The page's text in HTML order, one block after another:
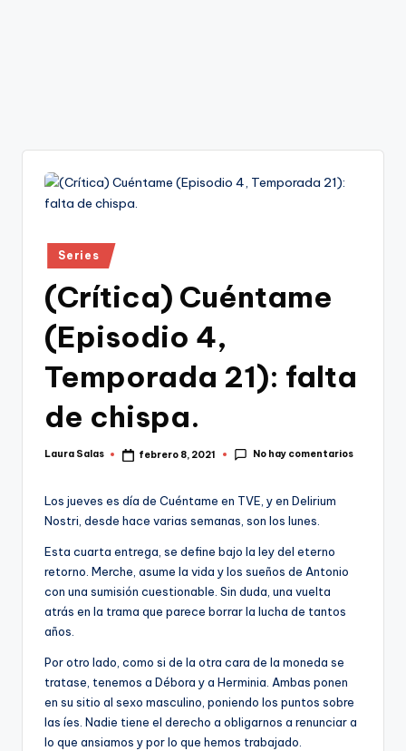
Publicado
en
Series
(Crítica) Cuéntame
(Episodio 4,
Temporada 21): falta
de chispa.
Publicado
Laura Salas febrero 8, 2021 No hay comentarios
Los jueves es día de Cuéntame en TVE, y en Delirium
Nostri, desde hace varias semanas, son los lunes.
Esta cuarta entrega, se define bajo la ley del eterno
retorno. Merche, asume la vida y los sueños de Antonio
con una sumisión cuestionable. Sin duda, una vuelta
atrás en la trama que parece borrar la lucha de tantos
años.
Por otro lado, como si de la otra cara de la moneda se
tratase, tenemos a Débora y a Herminia. Ambas ponen
en su sitio al sexo masculino, poniendo los puntos sobre
las íes. Nadie tiene el derecho a obligarnos a renunciar a
lo que ansiamos y por lo que hemos trabajado.